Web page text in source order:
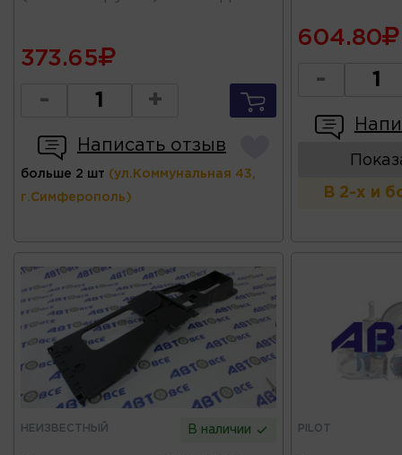
373.65
- +
Написать отзыв
больше 2 шт (ул.Коммунальная 43,
г.Симферополь)
604.80
-
В 2-х и
НЕИЗВЕСТНЫЙ В наличии PILOT